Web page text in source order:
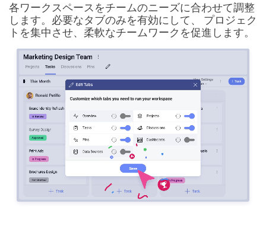
各ワークスペースをチームのニーズに合わせて調整
します。必要なタブのみを有効にして、 プロジェク
トを集中させ、柔軟なチームワークを促進します。